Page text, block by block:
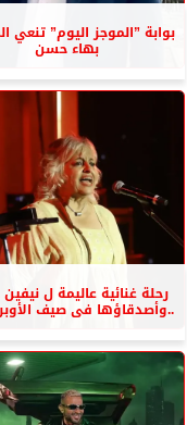
بوابة ”الموجز اليوم” تنعي
بهاء حسن
رحلة غنائية عاليمة ل
..وأصدقاؤها فى صيف الأوبرا